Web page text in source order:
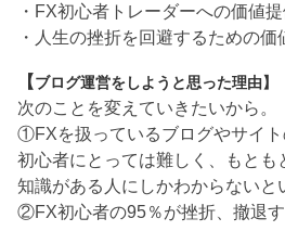
・FX初心者トレーダーへの価値提
・人生の挫折を回避するための価
【ブログ運営をしようと思った理由】
次のことを変えていきたいから。
①FXを扱っているブログやサイト
初心者にとっては難しく、もとも
知識がある人にしかわからないと
②FX初心者の95％が挫折、撤退す